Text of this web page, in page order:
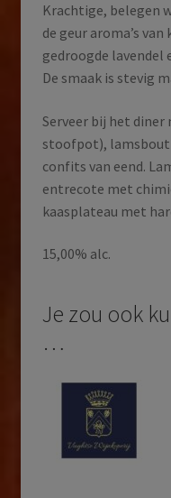
Krachtige, belegen
de geur aroma’s
gedroogde lavendel
De smaak is stevig
Serveer bij het diner
stoofpot),
confits van eend.
entrecote met
kaasplateau met
15,00% alc.
Je zou ook
…